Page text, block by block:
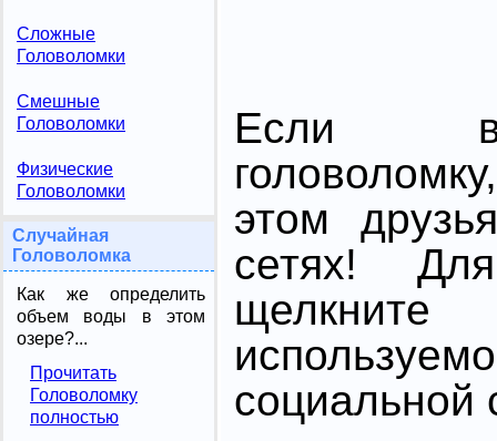
Сложные
Головоломки
Смешные
Головоломки
Физические
Головоломки
Случайная
Головоломка
Как же определить
объем воды в этом
озере?...
Прочитать
Головоломку
полностью
Если
этом
сетях!
социальной